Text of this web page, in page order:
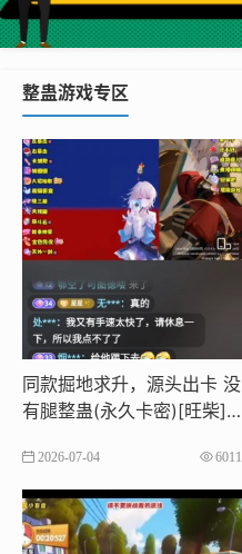
整蛊游戏专区
同款掘地求升，源头出卡 没
有腿整蛊(永久卡密)[旺柴]
不停特效不停 支持抖音，快
手,tiktok多平台 嘎嘎好玩
2026-07-04 6011